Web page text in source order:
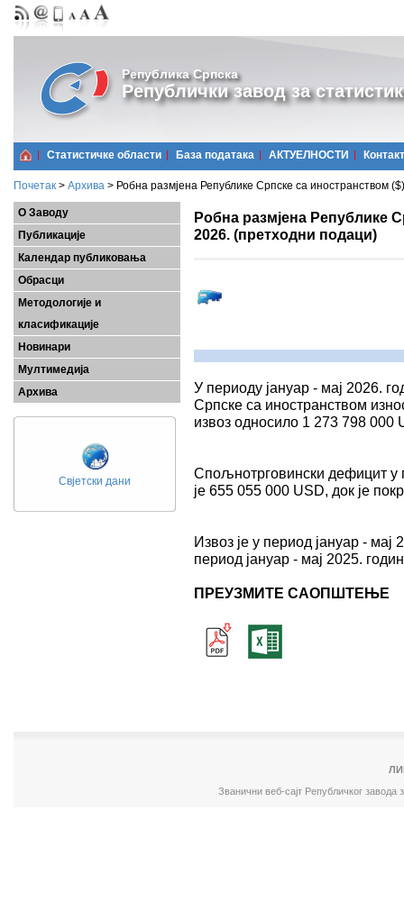
Република Српска
Републички завод за
Статистичке области Базa података АКТУЕЛНОСТИ Контакт
Почетак > Архива > Робна размјена Републике Српске са иностранством
О Заводу
Публикације
Календар публиковања
Обрасци
Методологије и
класификације
Новинари
Мултимедија
Архива
Свјетски дани
Робна размјена Републике
2026. (претходни подаци)
У периоду јануар - мај 2026.
Српске са иностранством
извоз односило 1 273 798 000
Спољнотрговински дефицит у
је 655 055 000 USD, док је
Извоз је у период јануар -
период јануар - мај 2025.
ПРЕУЗМИТЕ САОПШТЕЊЕ
Званични веб-сајт Републичког